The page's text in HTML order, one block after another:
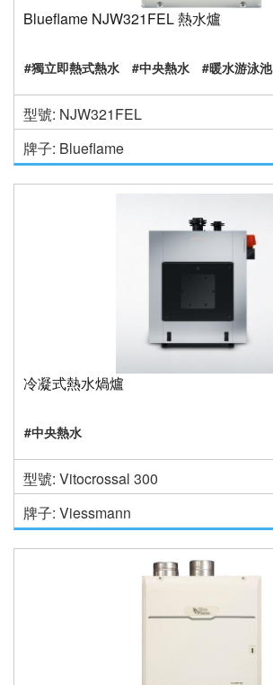
Blueflame NJW321FEL 熱水爐
#獨立即熱式熱水 #中央熱水 #暖水游泳池
型號: NJW321FEL
牌子: Blueflame
冷凝式熱水煱爐
#中央熱水
型號: Vitocrossal 300
牌子: Viessmann